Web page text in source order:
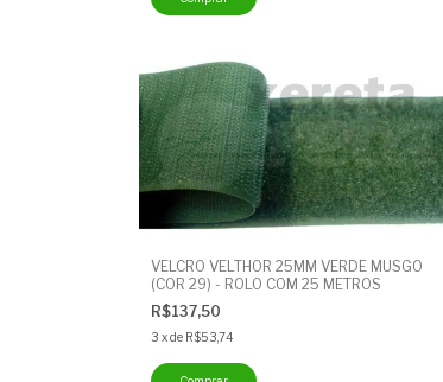
VELCRO VELTHOR 25MM VERDE MUSGO
(COR 29) - ROLO COM 25 METROS
R$137,50
3 xde R$53,74